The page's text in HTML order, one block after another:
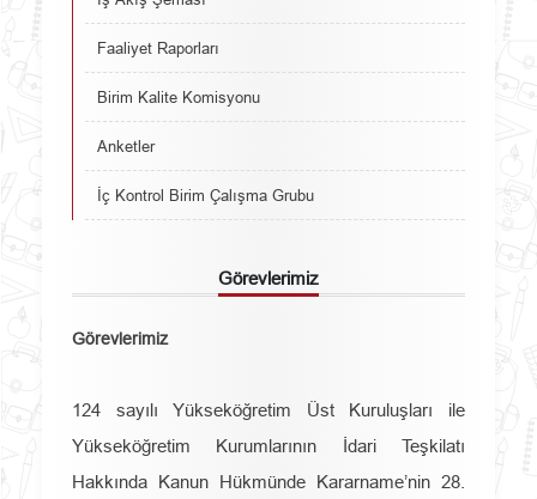
Faaliyet Raporları
Birim Kalite Komisyonu
Anketler
İç Kontrol Birim Çalışma Grubu
Görevlerimiz
Görevlerimiz
124 sayılı Yükseköğretim Üst Kuruluşları ile
Yükseköğretim Kurumlarının İdari Teşkilatı
Hakkında Kanun Hükmünde Kararname’nin 28.